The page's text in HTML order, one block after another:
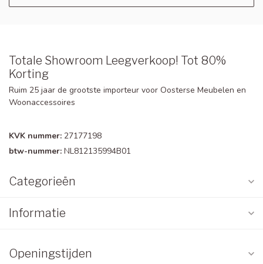
Totale Showroom Leegverkoop! Tot 80%
Korting
Ruim 25 jaar de grootste importeur voor Oosterse Meubelen en
Woonaccessoires
KVK nummer: 27177198
btw-nummer: NL812135994B01
Categorieën
Informatie
Openingstijden